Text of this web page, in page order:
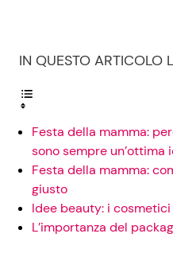
IN QUESTO ARTICOLO
Festa della mamma:
sono sempre un’ottima
Festa della mamma:
giusto
Idee beauty: i
L’importanza del